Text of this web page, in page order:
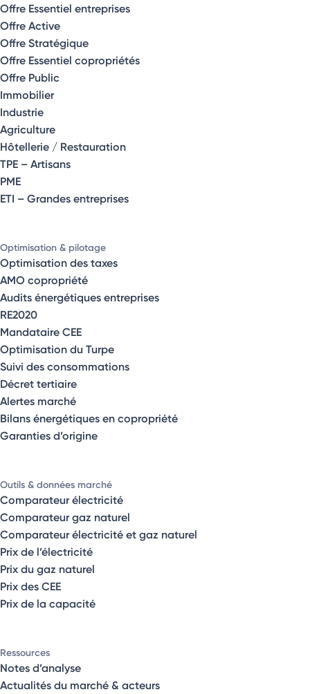
Offre Essentiel entreprises
Offre Active
Offre Stratégique
Offre Essentiel copropriétés
Offre Public
Immobilier
Industrie
Agriculture
Hôtellerie / Restauration
TPE – Artisans
PME
ETI – Grandes entreprises
Optimisation & pilotage
Optimisation des taxes
AMO copropriété
Audits énergétiques entreprises
RE2020
Mandataire CEE
Optimisation du Turpe
Suivi des consommations
Décret tertiaire
Alertes marché
Bilans énergétiques en copropriété
Garanties d’origine
Outils & données marché
Comparateur électricité
Comparateur gaz naturel
Comparateur électricité et gaz naturel
Prix de l’électricité
Prix du gaz naturel
Prix des CEE
Prix de la capacité
Ressources
Notes d’analyse
Actualités du marché & acteurs